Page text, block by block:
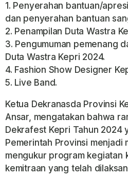
1. Penyerahan bantuan/
dan penyerahan bantuan
2. Penampilan Duta Wastra
3. Pengumuman pemenang
Duta Wastra Kepri 2024.
4. Fashion Show Designer
5. Live Band.
Ketua Dekranasda Provinsi
Ansar, mengatakan bahwa
Dekrafest Kepri Tahun 2024
Pemerintah Provinsi menjadi
mengukur program kegiatan
kemitraan yang telah